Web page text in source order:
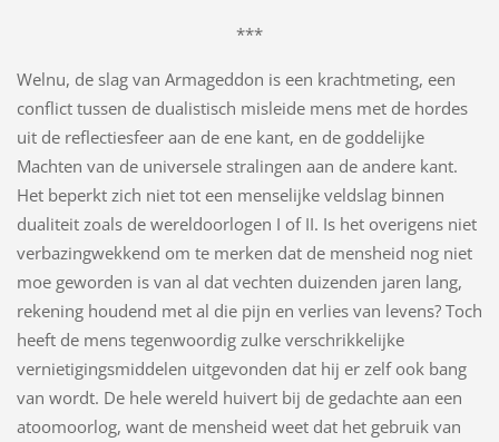
***
Welnu, de slag van Armageddon is een krachtmeting, een
conflict tussen de dualistisch misleide mens met de hordes
uit de reflectiesfeer aan de ene kant, en de goddelijke
Machten van de universele stralingen aan de andere kant.
Het beperkt zich niet tot een menselijke veldslag binnen
dualiteit zoals de wereldoorlogen I of II. Is het overigens niet
verbazingwekkend om te merken dat de mensheid nog niet
moe geworden is van al dat vechten duizenden jaren lang,
rekening houdend met al die pijn en verlies van levens? Toch
heeft de mens tegenwoordig zulke verschrikkelijke
vernietigingsmiddelen uitgevonden dat hij er zelf ook bang
van wordt. De hele wereld huivert bij de gedachte aan een
atoomoorlog, want de mensheid weet dat het gebruik van